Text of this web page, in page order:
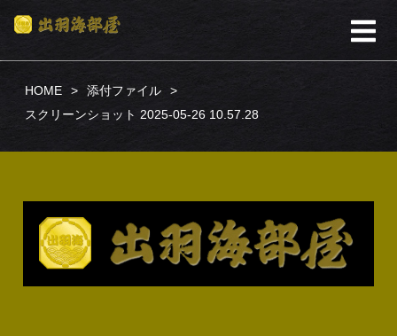
HOME
添付ファイル
スクリーンショット 2025-05-26 10.57.28